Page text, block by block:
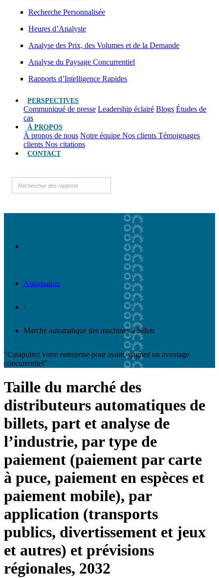
Recherche Personnalisée
Heures d’Analyste
Analyse des Prix, des Volumes et de la Demande
Analyse du Paysage Concurrentiel
Rapports d’Intelligence Rapides
PERSPECTIVES
Communiqué de presse Leadership éclairé Blogs Études de
cas
À PROPOS
À propos de nous Notre équipe Nos clients Témoignages
clients Nos citations
CONTACT
Automation
/
Marché automatique des machines à billets
"Catapultez votre entreprise pour avant, gagnez un avantage
concurrentiel"
Taille du marché des
distributeurs automatiques de
billets, part et analyse de
l’industrie, par type de
paiement (paiement par carte
à puce, paiement en espèces et
paiement mobile), par
application (transports
publics, divertissement et jeux
et autres) et prévisions
régionales, 2032